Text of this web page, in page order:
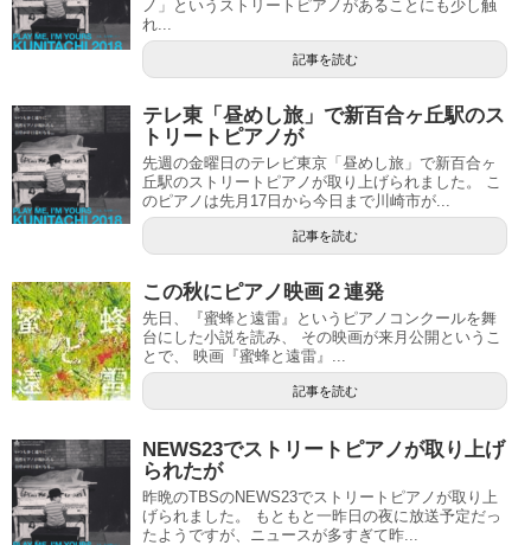
ノ」というストリートピアノがあることにも少し触
れ...
記事を読む
テレ東「昼めし旅」で新百合ヶ丘駅のス
トリートピアノが
先週の金曜日のテレビ東京「昼めし旅」で新百合ヶ
丘駅のストリートピアノが取り上げられました。 こ
のピアノは先月17日から今日まで川崎市が...
記事を読む
この秋にピアノ映画２連発
先日、『蜜蜂と遠雷』というピアノコンクールを舞
台にした小説を読み、 その映画が来月公開というこ
とで、 映画『蜜蜂と遠雷』...
記事を読む
NEWS23でストリートピアノが取り上げ
られたが
昨晩のTBSのNEWS23でストリートピアノが取り上
げられました。 もともと一昨日の夜に放送予定だっ
たようですが、ニュースが多すぎて昨...